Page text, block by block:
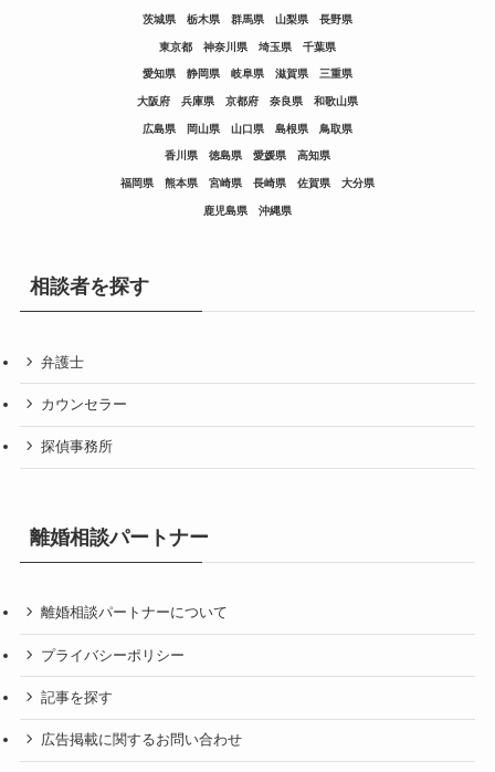
茨城県 栃木県 群馬県 山梨県 長野県
東京都 神奈川県 埼玉県 千葉県
愛知県 静岡県 岐阜県 滋賀県 三重県
大阪府 兵庫県 京都府 奈良県 和歌山県
広島県 岡山県 山口県 島根県 鳥取県
香川県 徳島県 愛媛県 高知県
福岡県 熊本県 宮崎県 長崎県 佐賀県 大分県
鹿児島県 沖縄県
相談者を探す
弁護士
カウンセラー
探偵事務所
離婚相談パートナー
離婚相談パートナーについて
プライバシーポリシー
記事を探す
広告掲載に関するお問い合わせ